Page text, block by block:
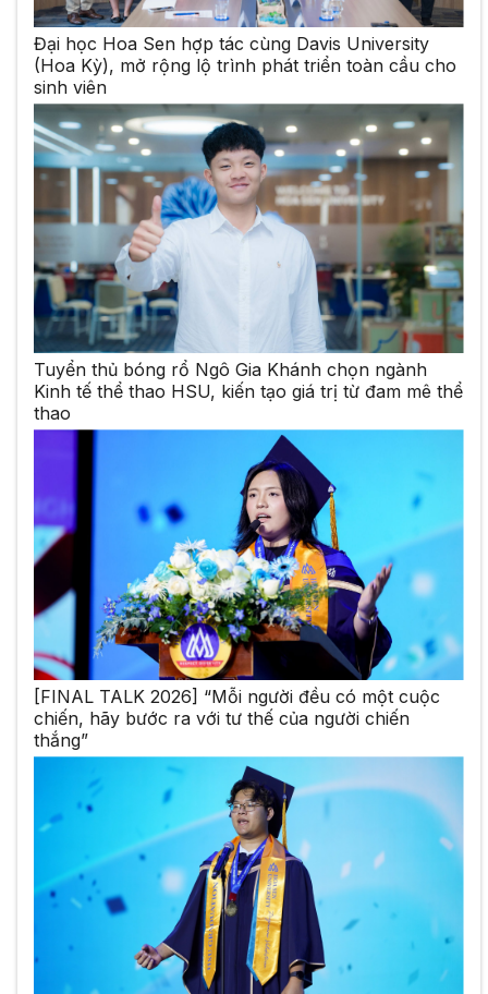
Đại học Hoa Sen hợp tác cùng Davis University
(Hoa Kỳ), mở rộng lộ trình phát triển toàn cầu cho
sinh viên
Tuyển thủ bóng rổ Ngô Gia Khánh chọn ngành
Kinh tế thể thao HSU, kiến tạo giá trị từ đam mê thể
thao
[FINAL TALK 2026] “Mỗi người đều có một cuộc
chiến, hãy bước ra với tư thế của người chiến
thắng”